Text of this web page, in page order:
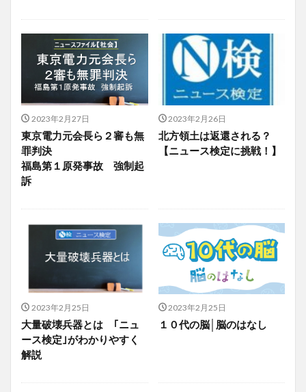
2023年2月27日
東京電力元会長ら２審も無
罪判決
福島第１原発事故 強制起
訴
2023年2月26日
北方領土は返還される？
【ニュース検定に挑戦！】
2023年2月25日
大量破壊兵器とは ｢ニュ
ース検定｣がわかりやすく
解説
2023年2月25日
１０代の脳│脳のはなし